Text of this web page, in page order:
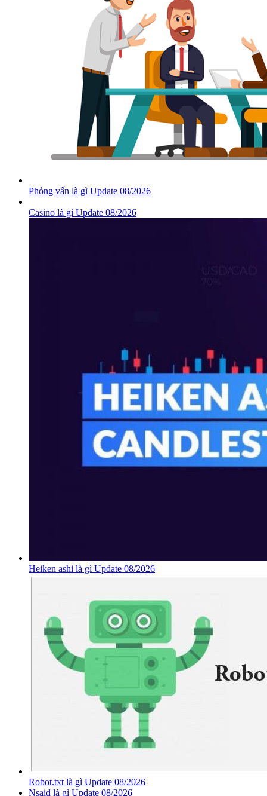
Phỏng vấn là gì Update 08/2026
Casino là gì Update 08/2026
Heiken ashi là gì Update 08/2026
Robot.txt là gì Update 08/2026
Nsaid là gì Update 08/2026